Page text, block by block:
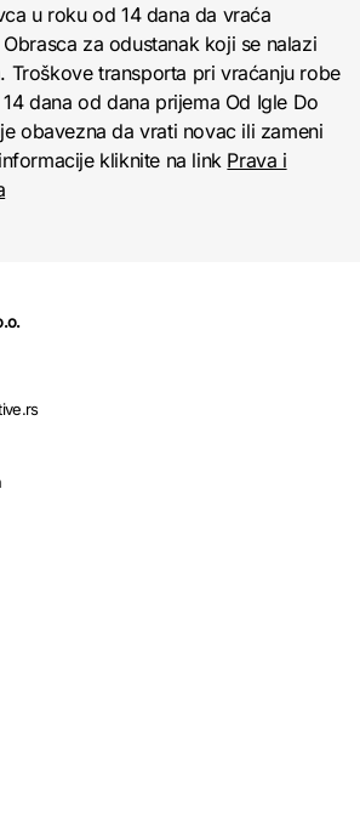
u roku od 14 dana da vraća
za odustanak koji se nalazi
Troškove transporta pri vraćanju robe
dana od dana prijema Od Igle Do
obavezna da vrati novac ili zameni
kliknite na link Prava i